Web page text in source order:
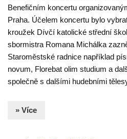
Benefičním koncertu
Praha. Účelem koncertu bylo
kroužek Dívčí katolické střední
sbormistra Romana Michálka
Staroměstské radnice například
novum, Florebat olim studium a
společně s dalšími hudebními
» Více